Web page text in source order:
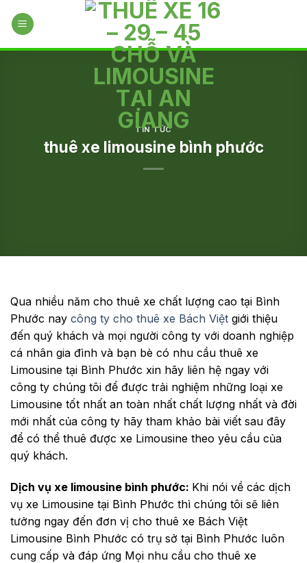
TIN TỨC
thuê xe limousine bình phước
Qua nhiều năm cho thuê xe chất lượng cao tại Bình
Phước nay công ty cho thuê xe Bách Việt giới thiệu
đến quý khách và mọi người công ty với doanh nghiệp
cá nhân gia đình và bạn bè có nhu cầu thuê xe
Limousine tại Bình Phước xin hãy liên hệ ngay với
công ty chúng tôi để được trải nghiệm những loại xe
Limousine tốt nhất an toàn nhất chất lượng nhất và đời
mới nhất của công ty hãy tham khảo bài viết sau đây
để có thể thuê được xe Limousine theo yêu cầu của
quý khách.
Dịch vụ xe limousine bình phước: Khi nói về các dịch
vụ xe Limousine tại Bình Phước thì chúng tôi sẽ liên
tưởng ngay đến đơn vị cho thuê xe Bách Việt
Limousine Bình Phước có trụ sở tại Bình Phước luôn
cung cấp và đáp ứng Mọi nhu cầu cho thuê xe